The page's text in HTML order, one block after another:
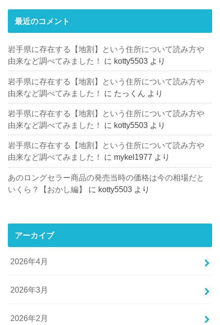
最近のコメント
岩手県に存在する【地割】という住所について読み方や
由来など調べてみました！
に kotty5503 より
岩手県に存在する【地割】という住所について読み方や
由来など調べてみました！
に たっくん より
岩手県に存在する【地割】という住所について読み方や
由来など調べてみました！
に kotty5503 より
岩手県に存在する【地割】という住所について読み方や
由来など調べてみました！
に mykel1977 より
あのロングセラー商品の発売当時の価格は今の相場だと
いくら？【おかし編】
に kotty5503 より
アーカイブ
2026年4月
2026年3月
2026年2月